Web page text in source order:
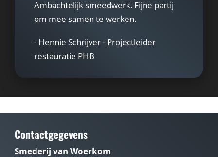
Ambachtelijk smeedwerk. Fijne partij
om mee samen te werken.
- Hennie Schrijver - Projectleider
restauratie PHB
Contactgegevens
Smederij van Woerkom